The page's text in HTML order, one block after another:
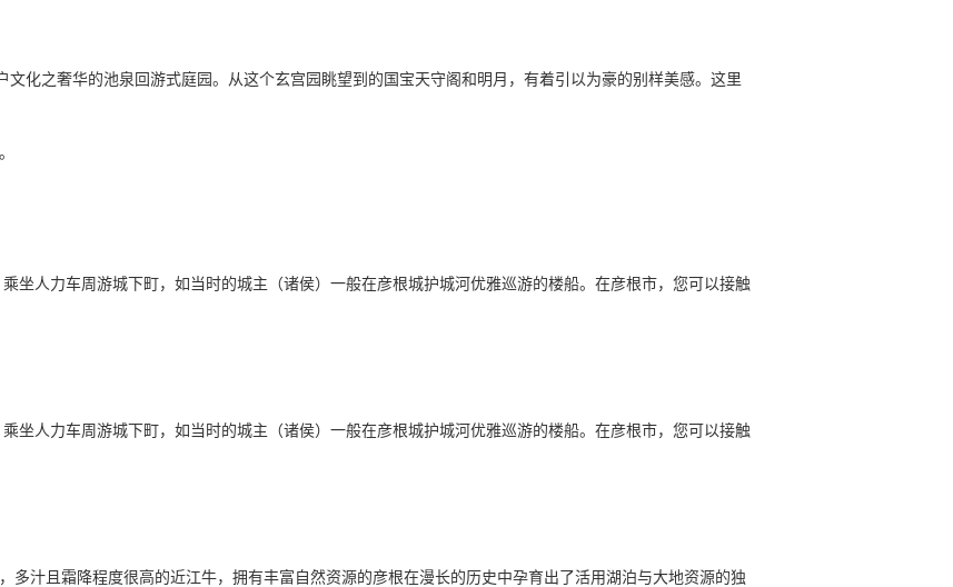
文化之奢华的池泉回游式庭园。从这个玄宫园眺望到的国宝天守阁和明月，有着引以为豪的别样美感。这里
坐人力车周游城下町，如当时的城主（诸侯）一般在彦根城护城河优雅巡游的楼船。在彦根市，您可以接触
坐人力车周游城下町，如当时的城主（诸侯）一般在彦根城护城河优雅巡游的楼船。在彦根市，您可以接触
多汁且霜降程度很高的近江牛，拥有丰富自然资源的彦根在漫长的历史中孕育出了活用湖泊与大地资源的独